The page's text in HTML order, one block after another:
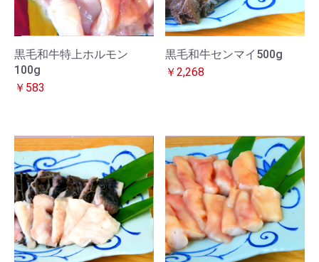
黒毛和牛特上ホルモン
100g
￥583
黒毛和牛センマイ500g
￥2,268